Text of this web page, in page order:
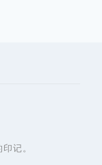
记。